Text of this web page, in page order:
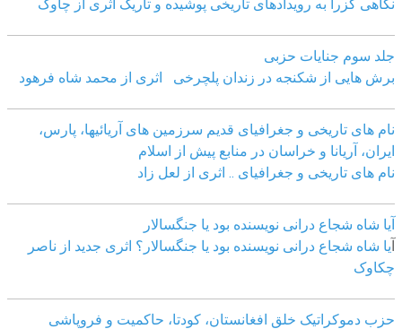
نگاهی گزرا به رویدادهای تاریخی پوشیده و تاریک اثری از چاوک
جلد سوم جنایات حزبی
برش هایی از شکنجه در زندان پلچرخی اثری از محمد شاه فرهود
نام های تاریخی و جغرافیای قدیم سرزمین های آریائیها، پارس،
ایران، آریانا و خراسان در منابع پیش از اسلام
نام های تاریخی و جغرافیای .. اثری از لعل زاد
آیا شاه شجاع درانی نویسنده بود یا جنگسالار
آیا شاه شجاع درانی نویسنده بود یا جنگسالار؟ اثری جدید از ناصر
چکاوک
حزب دموکراتیک خلق افغانستان، کودتا، حاکمیت و فروپاشی